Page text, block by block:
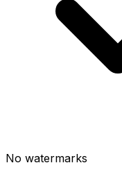
No watermarks